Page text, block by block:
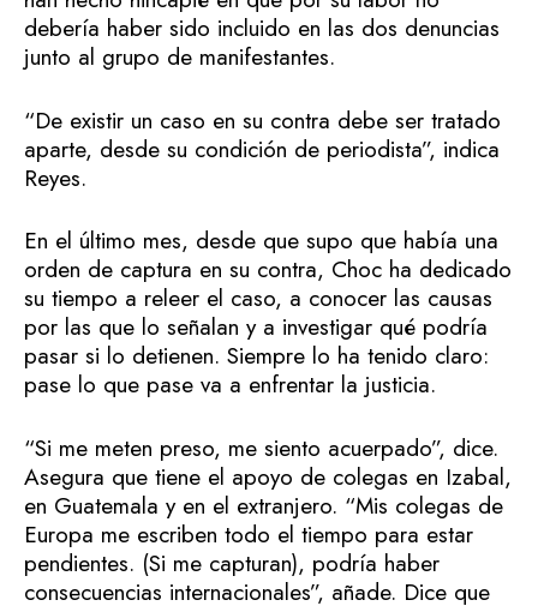
debería haber sido incluido en las dos denuncias
junto al grupo de manifestantes.
“De existir un caso en su contra debe ser tratado
aparte, desde su condición de periodista”, indica
Reyes.
En el último mes, desde que supo que había una
orden de captura en su contra, Choc ha dedicado
su tiempo a releer el caso, a conocer las causas
por las que lo señalan y a investigar qué podría
pasar si lo detienen. Siempre lo ha tenido claro:
pase lo que pase va a enfrentar la justicia.
“Si me meten preso, me siento acuerpado”, dice.
Asegura que tiene el apoyo de colegas en Izabal,
en Guatemala y en el extranjero. “Mis colegas de
Europa me escriben todo el tiempo para estar
pendientes. (Si me capturan), podría haber
consecuencias internacionales”, añade. Dice que